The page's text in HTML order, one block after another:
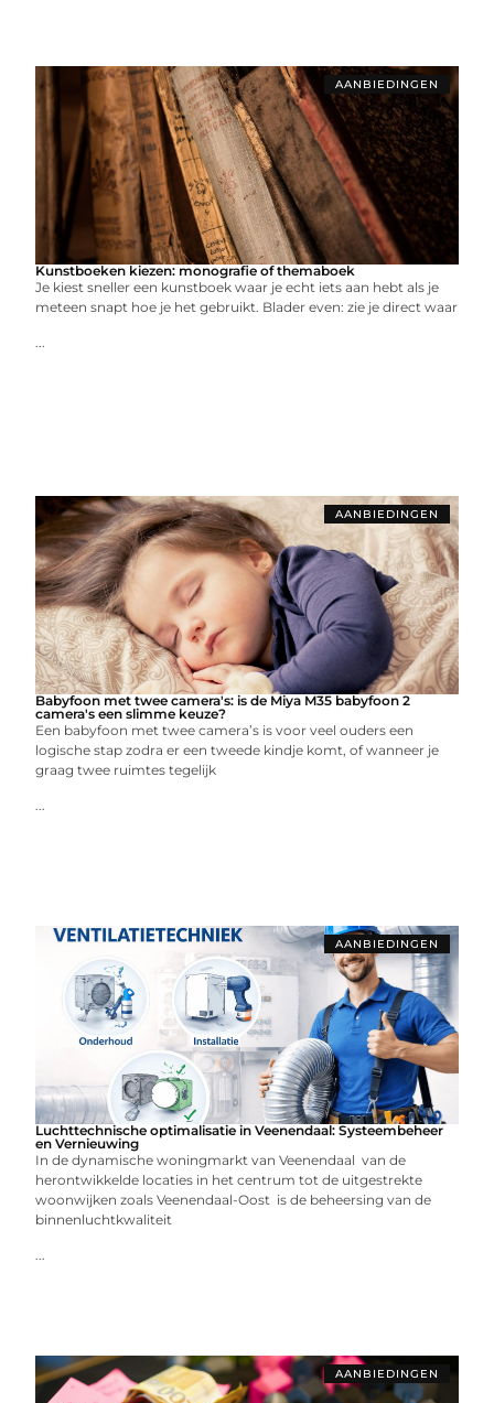
AANBIEDINGEN
Kunstboeken kiezen: monografie of themaboek
Je kiest sneller een kunstboek waar je echt iets aan hebt als je
meteen snapt hoe je het gebruikt. Blader even: zie je direct waar
...
AANBIEDINGEN
Babyfoon met twee camera's: is de Miya M35 babyfoon 2
camera's een slimme keuze?
Een babyfoon met twee camera’s is voor veel ouders een
logische stap zodra er een tweede kindje komt, of wanneer je
graag twee ruimtes tegelijk
...
AANBIEDINGEN
Luchttechnische optimalisatie in Veenendaal: Systeembeheer
en Vernieuwing
In de dynamische woningmarkt van Veenendaal van de
herontwikkelde locaties in het centrum tot de uitgestrekte
woonwijken zoals Veenendaal-Oost is de beheersing van de
binnenluchtkwaliteit
...
AANBIEDINGEN